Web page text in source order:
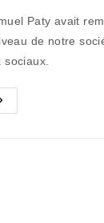
Paty avait
de notre
sociaux.
Mourir